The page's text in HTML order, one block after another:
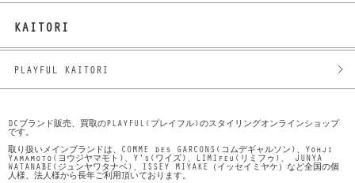
KAITORI
PLAYFUL KAITORI
DCブランド販売、買取のPLAYFUL(プレイフル)のスタイリングオンラインショップ
です。
取り扱いメインブランドは、COMME des GARCONS(コムデギャルソン)、Yohji
Yamamoto(ヨウジヤマモト)、Y's(ワイズ)、LIMIfeu(リミフゥ)、 JUNYA
WATANABE(ジュンヤワタナベ)、ISSEY MIYAKE（イッセイミヤケ）など全国の個
人様、法人様から長年ご利用頂いております。